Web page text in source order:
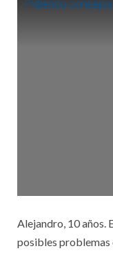
Pidiendo
Alejandro, 10 años.
posibles problemas